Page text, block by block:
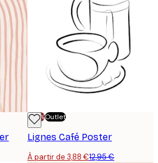
-70%Outlet
Lignes Café Poster
À partir de 3,88 €12,95 €